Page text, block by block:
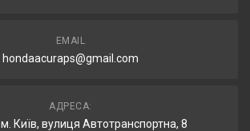
EMAIL
hondaacuraps@gmail.com
АДРЕСА:
м. Київ, вулиця Автотранспортна, 8